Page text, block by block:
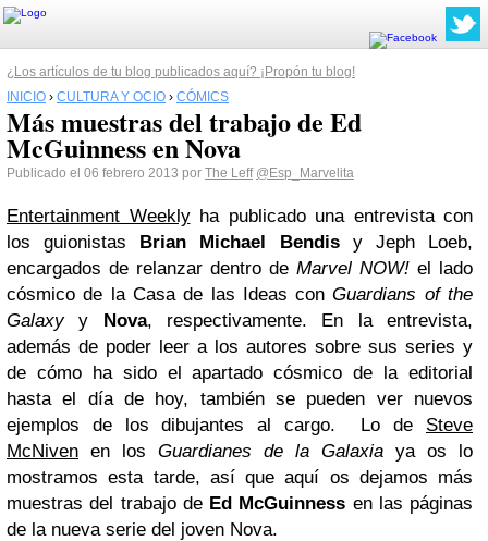
¿Los artículos de tu blog publicados aquí? ¡Propón tu blog!
INICIO › CULTURA Y OCIO › CÓMICS
Más muestras del trabajo de Ed
McGuinness en Nova
Publicado el 06 febrero 2013 por The Leff @Esp_Marvelita
Entertainment Weeklyha publicado una entrevista con
los guionistas Brian Michael Bendisy Jeph Loeb,
encargados de relanzar dentro de Marvel NOW! el lado
cósmico de la Casa de las Ideas conGuardians of the
Galaxyy Nova, respectivamente. En la entrevista,
además de poder leer a los autores sobre sus series y
de cómo ha sido el apartado cósmico de la editorial
hasta el día de hoy, también se pueden ver nuevos
ejemplos de los dibujantes al cargo. Lo de Steve
McNiven en los Guardianes de la Galaxia ya os lo
mostramos esta tarde, así que aquí os dejamos más
muestras del trabajo de Ed McGuinness en las páginas
de la nueva serie del joven Nova.